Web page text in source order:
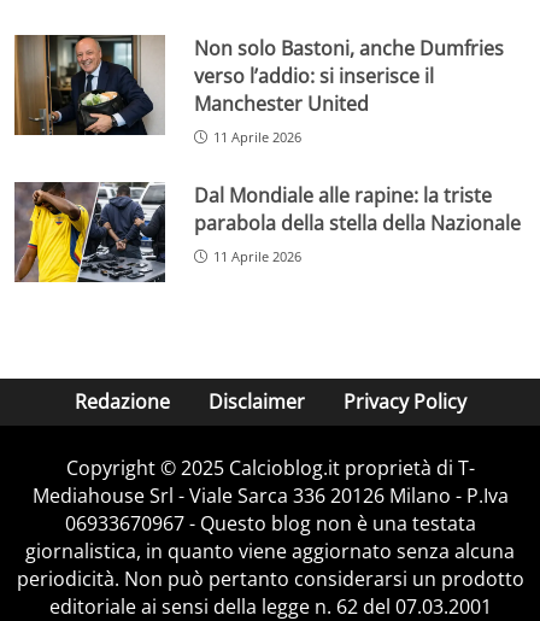
Non solo Bastoni, anche Dumfries
verso l’addio: si inserisce il
Manchester United
11 Aprile 2026
Dal Mondiale alle rapine: la triste
parabola della stella della Nazionale
11 Aprile 2026
Redazione Disclaimer Privacy Policy
Copyright © 2025 Calcioblog.it proprietà di T-
Mediahouse Srl - Viale Sarca 336 20126 Milano - P.Iva
06933670967 - Questo blog non è una testata
giornalistica, in quanto viene aggiornato senza alcuna
periodicità. Non può pertanto considerarsi un prodotto
editoriale ai sensi della legge n. 62 del 07.03.2001